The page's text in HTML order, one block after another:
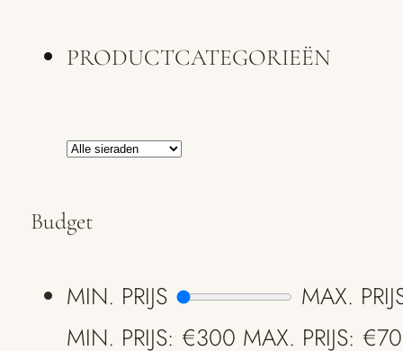
PRODUCTCATEGORIEËN
Budget
MIN. PRIJS
MAX.
MIN. PRIJS: €300 MAX. PRIJS: